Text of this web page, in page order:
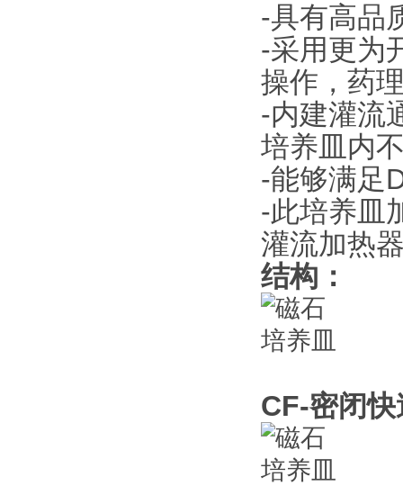
-具有高品
-采用更为
操作，药
-内建灌流
培养皿内
-能够满足
-此培养皿
灌流加热
结构：
CF-密闭